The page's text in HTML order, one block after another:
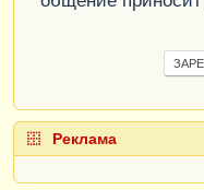
Реклама